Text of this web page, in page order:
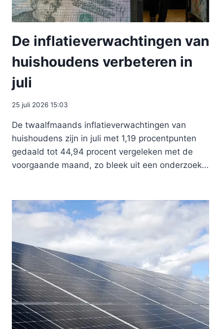
De inflatieverwachtingen van
huishoudens verbeteren in
juli
25 juli 2026 15:03
De twaalfmaands inflatieverwachtingen van
huishoudens zijn in juli met 1,19 procentpunten
gedaald tot 44,94 procent vergeleken met de
voorgaande maand, zo bleek uit een onderzoek…